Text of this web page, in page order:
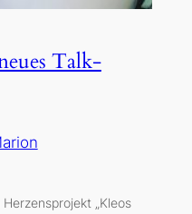
Talk-
„Kleos